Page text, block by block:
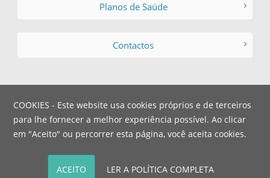
Planos de Saúde
Contactos
Webmaster:
© Copyright - Hospital dos
COOKIES - Este website usa cookies próprios e de terceiros
para lhe fornecer a melhor experiência possível. Ao clicar
em "Aceito" ou percorrer esta página, você aceita cookies.
ACEITO LER A POLÍTICA COMPLETA